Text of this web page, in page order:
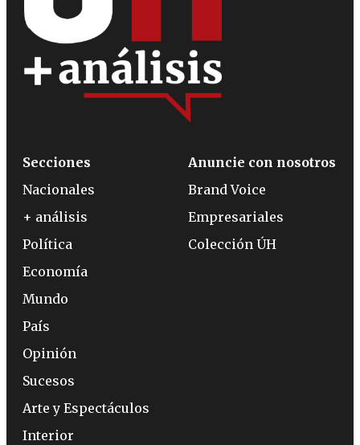
Secciones
Nacionales
+ análisis
Política
Economía
Mundo
País
Opinión
Sucesos
Arte y Espectáculos
Interior
Anuncie con nosotros
Brand Voice
Empresariales
Colección ÚH